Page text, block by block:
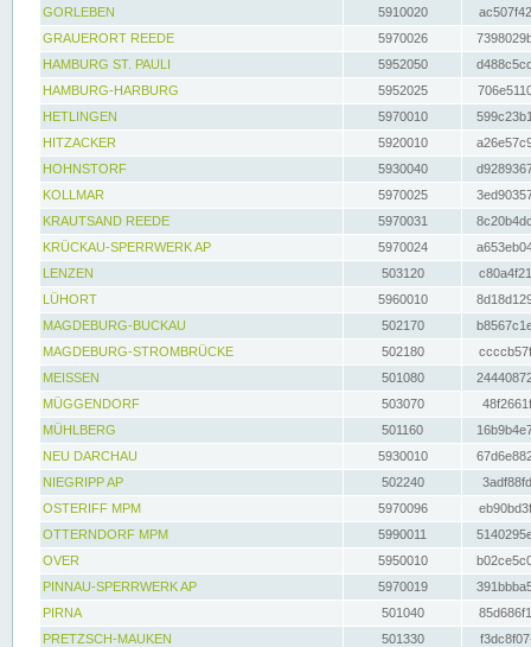
GORLEBEN
5910020
GRAUERORT REEDE
5970026
HAMBURG ST. PAULI
5952050
HAMBURG-HARBURG
5952025
HETLINGEN
5970010
HITZACKER
5920010
HOHNSTORF
5930040
KOLLMAR
5970025
KRAUTSAND REEDE
5970031
KRÜCKAU-SPERRWERK AP
5970024
LENZEN
503120
LÜHORT
5960010
MAGDEBURG-BUCKAU
502170
MAGDEBURG-STROMBRÜCKE
502180
MEISSEN
501080
MÜGGENDORF
503070
MÜHLBERG
501160
NEU DARCHAU
5930010
NIEGRIPP AP
502240
OSTERIFF MPM
5970096
OTTERNDORF MPM
5990011
OVER
5950010
PINNAU-SPERRWERK AP
5970019
PIRNA
501040
PRETZSCH-MAUKEN
501330